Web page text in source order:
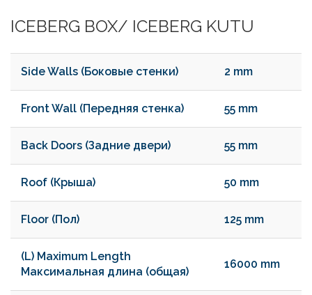
ICEBERG BOX/ ICEBERG KUTU
Side Walls (Боковые стенки) 2 mm
Front Wall (Передняя стенка) 55 mm
Back Doors (Задние двери) 55 mm
Roof (Крыша) 50 mm
Floor (Пол) 125 mm
(L) Maximum Length
Максимальная длина (общая)
16000 mm